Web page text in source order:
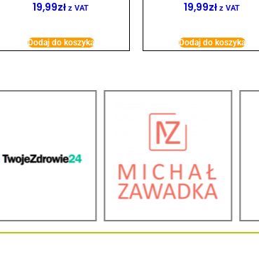
19,99zł z VAT
Dodaj do koszyka
19,99zł z VAT
Dodaj do koszyka